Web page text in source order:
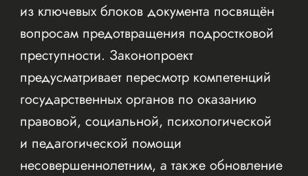
из ключевых блоков документа посвящён
вопросам предотвращения подростковой
преступности. Законопроект
предусматривает пересмотр компетенций
государственных органов по оказанию
правовой, социальной, психологической
и педагогической помощи
несовершеннолетним, а также обновление